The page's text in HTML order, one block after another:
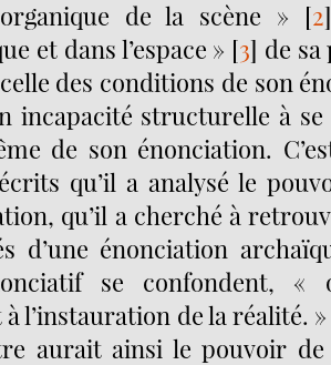
de la scène » [2]
et dans l’espace » [3] de
des conditions de son
incapacité structurelle à
de son énonciation.
qu’il a analysé le
qu’il a cherché à
d’une énonciation
se confondent, «
l’instauration de la réalité. »
aurait ainsi le pouvoir